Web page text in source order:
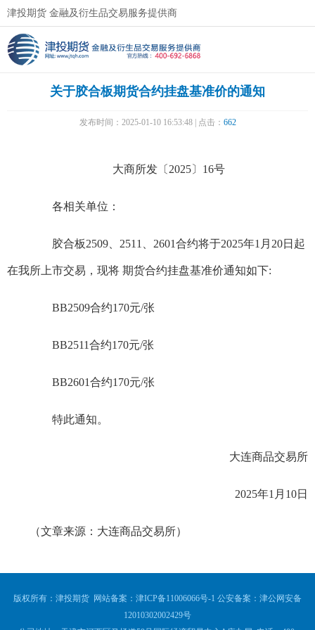
津投期货 金融及衍生品交易服务提供商
关于胶合板期货合约挂盘基准价的通知
发布时间：2025-01-10 16:53:48 | 点击： 662
大商所发〔2025〕16号
各相关单位：
胶合板2509、2511、2601合约将于2025年1月20日起
在我所上市交易，现将 期货合约挂盘基准价通知如下:
BB2509合约170元/张
BB2511合约170元/张
BB2601合约170元/张
特此通知。
大连商品交易所
2025年1月10日
（文章来源：大连商品交易所）
版权所有：津投期货 网站备案： 津ICP备11006066号-1 公安备案： 津公网安备
12010302002429号